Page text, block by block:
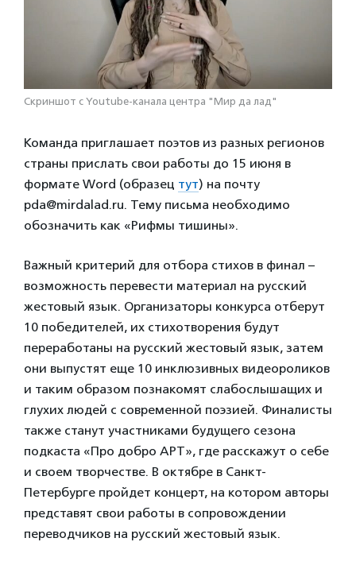
Скриншот с Youtube-канала центра "Мир да лад"
Команда приглашает поэтов из разных регионов
страны прислать свои работы до 15 июня в
формате Word (образец тут) на почту
pda@mirdalad.ru. Тему письма необходимо
обозначить как «Рифмы тишины».
Важный критерий для отбора стихов в финал –
возможность перевести материал на русский
жестовый язык. Организаторы конкурса отберут
10 победителей, их стихотворения будут
переработаны на русский жестовый язык, затем
они выпустят еще 10 инклюзивных видеороликов
и таким образом познакомят слабослышащих и
глухих людей с современной поэзией. Финалисты
также станут участниками будущего сезона
подкаста «Про добро АРТ», где расскажут о себе
и своем творчестве. В октябре в Санкт-
Петербурге пройдет концерт, на котором авторы
представят свои работы в сопровождении
переводчиков на русский жестовый язык.